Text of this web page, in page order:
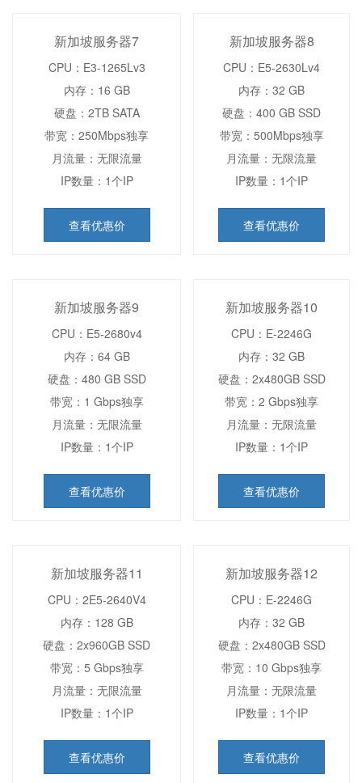
新加坡服务器7
CPU：E3-1265Lv3
内存：16 GB
硬盘：2TB SATA
带宽：250Mbps独享
月流量：无限流量
IP数量：1个IP
查看优惠价
新加坡服务器8
CPU：E5-2630Lv4
内存：32 GB
硬盘：400 GB SSD
带宽：500Mbps独享
月流量：无限流量
IP数量：1个IP
查看优惠价
新加坡服务器9
CPU：E5-2680v4
内存：64 GB
硬盘：480 GB SSD
带宽：1 Gbps独享
月流量：无限流量
IP数量：1个IP
查看优惠价
新加坡服务器10
CPU：E-2246G
内存：32 GB
硬盘：2x480GB SSD
带宽：2 Gbps独享
月流量：无限流量
IP数量：1个IP
查看优惠价
新加坡服务器11
CPU：2E5-2640V4
内存：128 GB
硬盘：2x960GB SSD
带宽：5 Gbps独享
月流量：无限流量
IP数量：1个IP
查看优惠价
新加坡服务器12
CPU：E-2246G
内存：32 GB
硬盘：2x480GB SSD
带宽：10 Gbps独享
月流量：无限流量
IP数量：1个IP
查看优惠价